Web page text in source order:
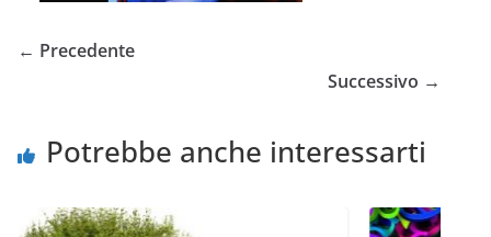
← Precedente
Successivo →
Potrebbe anche interessarti